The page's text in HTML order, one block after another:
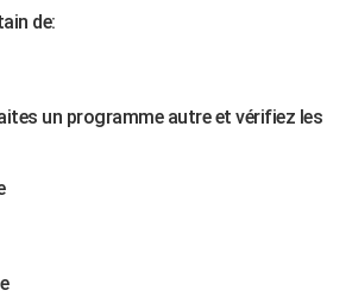
de:
un programme autre et vérifiez les